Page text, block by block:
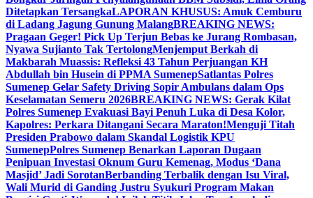
Ditetapkan TersangkaLAPORAN KHUSUS: Amuk Cemburu
di Ladang Jagung Gunung MalangBREAKING NEWS:
Pragaan Geger! Pick Up Terjun Bebas ke Jurang Rombasan,
Nyawa Sujianto Tak TertolongMenjemput Berkah di
Makbarah Muassis: Refleksi 43 Tahun Perjuangan KH
Abdullah bin Husein di PPMA SumenepSatlantas Polres
Sumenep Gelar Safety Driving Sopir Ambulans dalam Ops
Keselamatan Semeru 2026BREAKING NEWS: Gerak Kilat
Polres Sumenep Evakuasi Bayi Penuh Luka di Desa Kolor,
Kapolres: Perkara Ditangani Secara Maraton!Menguji Titah
Presiden Prabowo dalam Skandal Logistik KPU
SumenepPolres Sumenep Benarkan Laporan Dugaan
Penipuan Investasi Oknum Guru Kemenag, Modus ‘Dana
Masjid’ Jadi SorotanBerbanding Terbalik dengan Isu Viral,
Wali Murid di Ganding Justru Syukuri Program Makan